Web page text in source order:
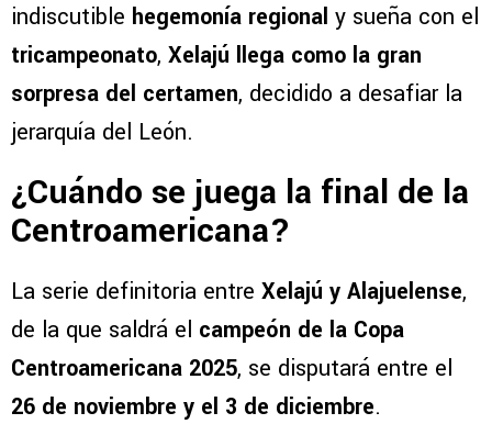
indiscutible hegemonía regional y sueña con el
tricampeonato, Xelajú llega como la gran
sorpresa del certamen, decidido a desafiar la
jerarquía del León.
¿Cuándo se juega la final de la
Centroamericana?
La serie definitoria entre Xelajú y Alajuelense,
de la que saldrá el campeón de la Copa
Centroamericana 2025, se disputará entre el
26 de noviembre y el 3 de diciembre.